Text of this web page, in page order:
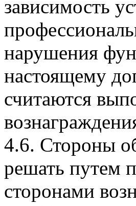
зависимость
нарушения
настоящему
считаются
4.6. Стороны
решать путем
сторонами